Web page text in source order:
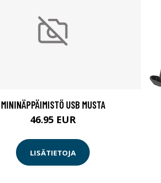
MININÄPPÄIMISTÖ USB MUSTA
46.95 EUR
LISÄTIETOJA